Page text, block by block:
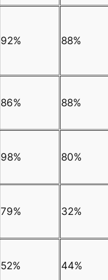
92% 88%
86% 88%
98% 80%
79% 32%
52% 44%